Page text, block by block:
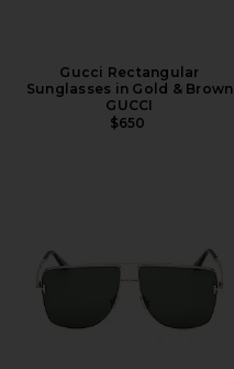
Gucci Rectangular
Sunglasses in Gold & Brown
GUCCI
$650